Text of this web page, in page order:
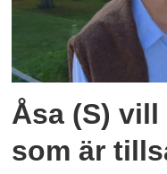
Åsa (S)
som är